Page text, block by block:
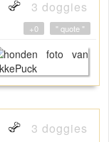
3 doggies
" quote "
+0
3 doggies